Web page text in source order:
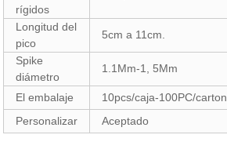
rígidos
Longitud del
pico
5cm a 11cm.
Spike
diámetro
1.1Mm-1, 5Mm
El embalaje
10pcs/caja-100PC/carton
Personalizar
Aceptado